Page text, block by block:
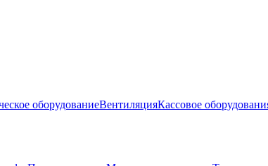
оборудованиеВентиляцияКассовое